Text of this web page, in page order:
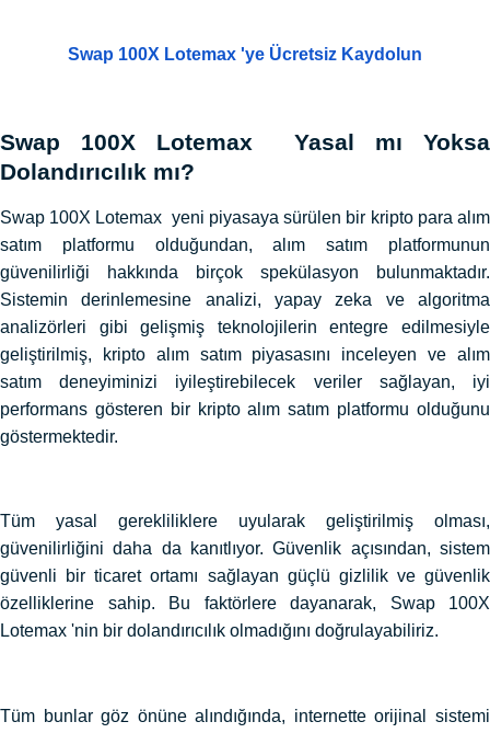
Swap 100X Lotemax 'ye Ücretsiz Kaydolun
Swap 100X Lotemax Yasal mı Yoksa
Dolandırıcılık mı?
Swap 100X Lotemax yeni piyasaya sürülen bir kripto para alım
satım platformu olduğundan, alım satım platformunun
güvenilirliği hakkında birçok spekülasyon bulunmaktadır.
Sistemin derinlemesine analizi, yapay zeka ve algoritma
analizörleri gibi gelişmiş teknolojilerin entegre edilmesiyle
geliştirilmiş, kripto alım satım piyasasını inceleyen ve alım
satım deneyiminizi iyileştirebilecek veriler sağlayan, iyi
performans gösteren bir kripto alım satım platformu olduğunu
göstermektedir.
Tüm yasal gerekliliklere uyularak geliştirilmiş olması,
güvenilirliğini daha da kanıtlıyor. Güvenlik açısından, sistem
güvenli bir ticaret ortamı sağlayan güçlü gizlilik ve güvenlik
özelliklerine sahip. Bu faktörlere dayanarak, Swap 100X
Lotemax 'nin bir dolandırıcılık olmadığını doğrulayabiliriz.
Tüm bunlar göz önüne alındığında, internette orijinal sistemi